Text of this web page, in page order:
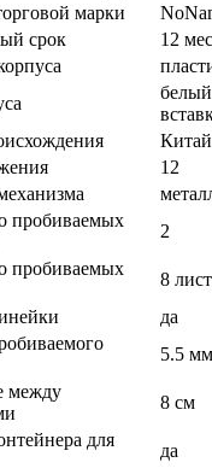
марки
срок
12 мес
Китай
12
пробиваемых
2
пробиваемых
8 лист
да
5.5 мм
между
8 см
для
да